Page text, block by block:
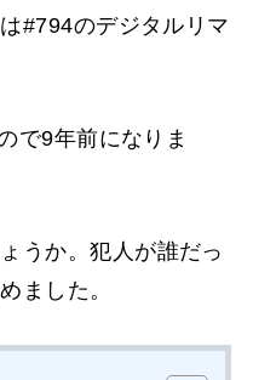
#794のデジタルリマ
で9年前になりま
うか。犯人が誰だっ
ました。